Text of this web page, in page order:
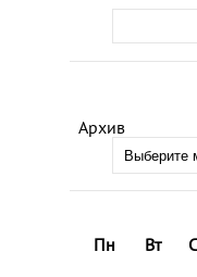
Архив
Пн
Вт